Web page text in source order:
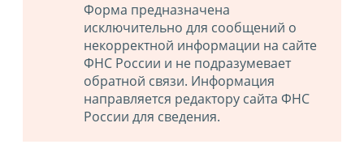
Форма предназначена
исключительно для сообщений о
некорректной информации на сайте
ФНС России и не подразумевает
обратной связи. Информация
направляется редактору сайта ФНС
России для сведения.